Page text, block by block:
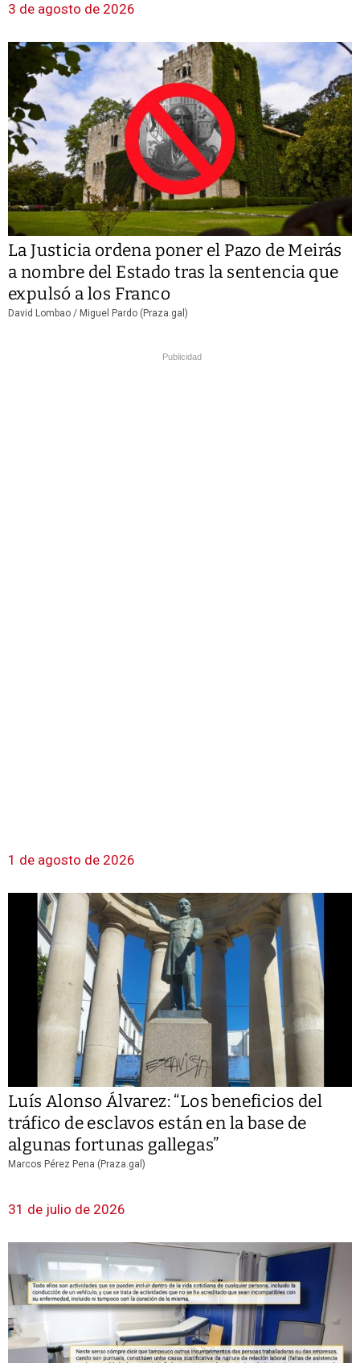
3 de agosto de 2026
La Justicia ordena poner el Pazo de Meirás
a nombre del Estado tras la sentencia que
expulsó a los Franco
David Lombao / Miguel Pardo (Praza.gal)
Publicidad
1 de agosto de 2026
Luís Alonso Álvarez: “Los beneficios del
tráfico de esclavos están en la base de
algunas fortunas gallegas”
Marcos Pérez Pena (Praza.gal)
31 de julio de 2026